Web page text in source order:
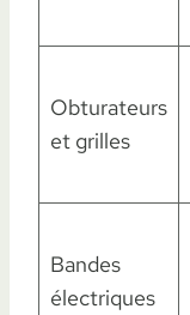
Obturateurs
et grilles
Bandes
électriques